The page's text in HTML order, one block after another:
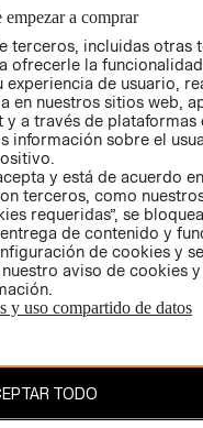
CONDICIONES
AVISO DE
PRIVACIDAD
GIFT CARD
AVISO DE
COOKIES
empezar a comprar
terceros, incluidas otras
ofrecerle la
de usuario,
en nuestros sitios web,
a través de plataformas
información sobre el
y está de acuerdo
terceros, como
requeridas”, se
de contenido y
de cookies y
aviso de cookies
y uso compartido de datos
TODO